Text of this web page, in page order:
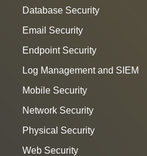
Database Security
Email Security
Endpoint Security
Log Management and SIEM
Mobile Security
Network Security
Physical Security
Web Security